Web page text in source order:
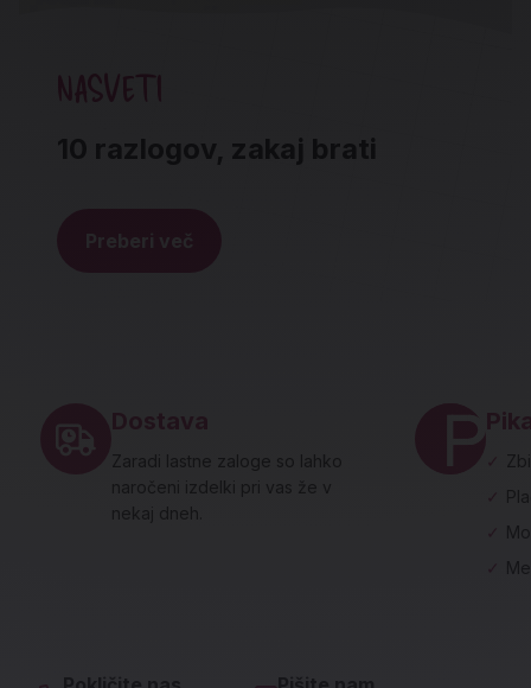
NASVETI
10 razlogov, zakaj brati
Preberi več
Dostava
Zaradi lastne zaloge so lahko
naročeni izdelki pri vas že v
nekaj dneh.
✓
✓